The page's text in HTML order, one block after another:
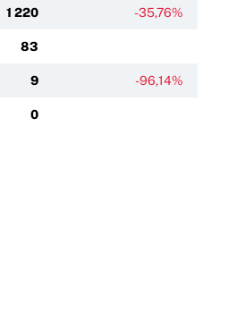
1 220 -35,76%
83
9 -96,14%
0